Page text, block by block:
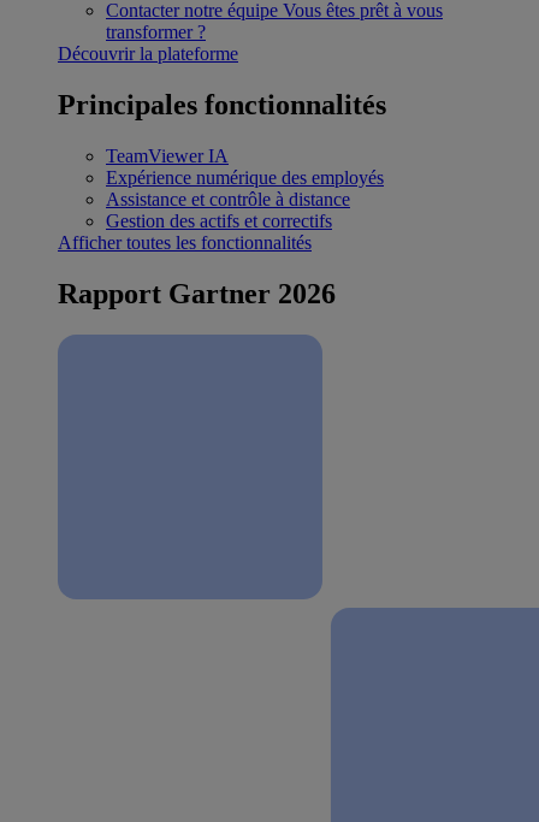
Contacter notre équipe Vous êtes prêt à vous
transformer ?
Découvrir la plateforme
Principales fonctionnalités
TeamViewer IA
Expérience numérique des employés
Assistance et contrôle à distance
Gestion des actifs et correctifs
Afficher toutes les fonctionnalités
Rapport Gartner 2026